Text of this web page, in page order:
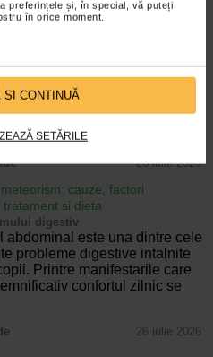
preferințele și, în special, vă puteți
în orice moment.
SI CONTINUĂ
SETĂRILE
plin: cand indica o afectiune si
au experimentat macar o data
o senzatie de prea plin, chiar si
nu au consumat o cantitate
alimente. In cele mai multe
26 iulie 2026
cauze, factori
si dieta
digestiv
abdominal este una dintre cele
probleme digestive intalnite
Printre manifestarile care
confortul zilnic se
26 iulie 2026